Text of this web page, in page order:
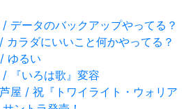
データのバックアップやってる？
ラダにいいこと何かやってる？
/ ゆるい
『いろは歌』変容
屋 / 祝『トワイライト・ウォリア